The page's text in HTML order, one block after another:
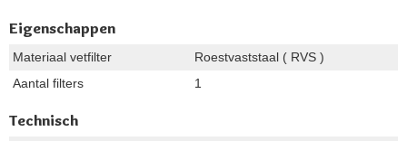
Eigenschappen
Materiaal vetfilter
Roestvaststaal ( RVS )
Aantal filters
1
Technisch